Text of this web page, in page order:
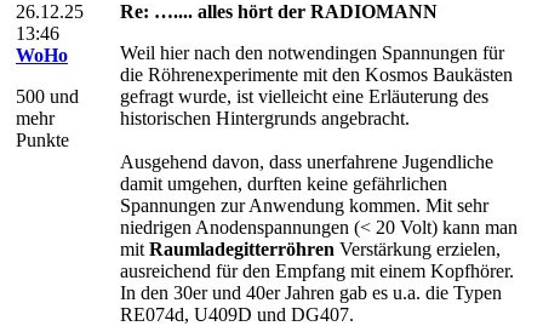
26.12.25
13:46
WoHo
500 und
mehr
Punkte
Re: ….... alles hört der RADIOMANN
Weil hier nach den notwendingen Spannungen für
die Röhrenexperimente mit den Kosmos Baukästen
gefragt wurde, ist vielleicht eine Erläuterung des
historischen Hintergrunds angebracht.
Ausgehend davon, dass unerfahrene Jugendliche
damit umgehen, durften keine gefährlichen
Spannungen zur Anwendung kommen. Mit sehr
niedrigen Anodenspannungen (< 20 Volt) kann man
mit Raumladegitterröhren Verstärkung erzielen,
ausreichend für den Empfang mit einem Kopfhörer.
In den 30er und 40er Jahren gab es u.a. die Typen
RE074d, U409D und DG407.